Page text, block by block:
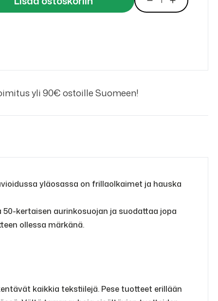
yli 90€ ostoille Suomeen!
yläosassa on frillaolkaimet ja hauska
kertaisen aurinkosuojan ja suodattaa jopa
ollessa märkänä.
kaikkia tekstiilejä. Pese tuotteet erillään